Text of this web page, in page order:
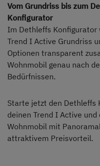
Vom Grundriss bis zum
Konfigurator
Im Dethleffs Konfigurator
Trend I Active Grundriss
Optionen transparent
Wohnmobil genau nach
Bedürfnissen.
Starte jetzt den Dethleffs
deinen Trend I Active
Wohnmobil mit
attraktivem Preisvorteil.